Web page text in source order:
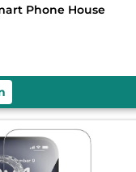
Phone House